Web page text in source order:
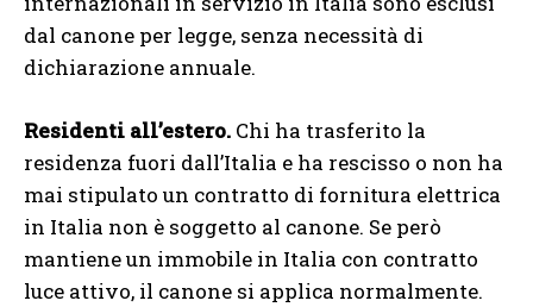
dal canone per legge, senza necessità di
dichiarazione annuale.
Residenti all’estero. Chi ha trasferito la
residenza fuori dall’Italia e ha rescisso o non ha
mai stipulato un contratto di fornitura elettrica
in Italia non è soggetto al canone. Se però
mantiene un immobile in Italia con contratto
luce attivo, il canone si applica normalmente.